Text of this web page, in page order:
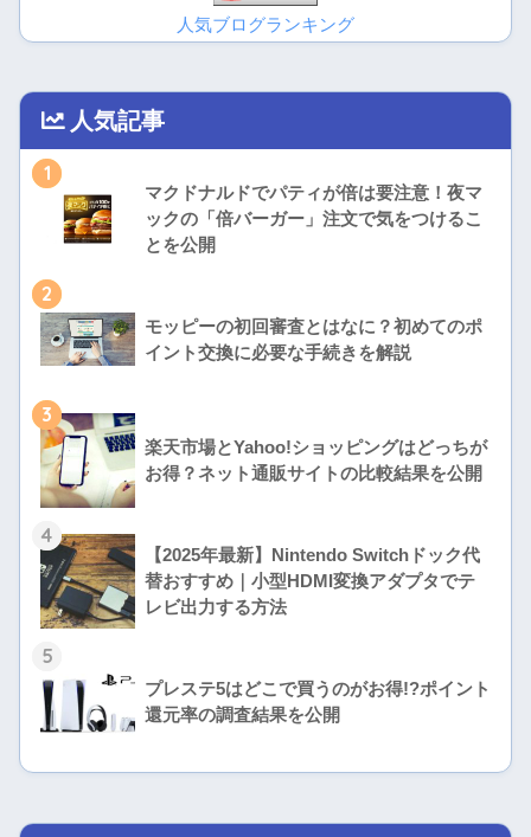
人気ブログランキング
人気記事
1
マクドナルドでパティが倍は要注意！夜マ
ックの「倍バーガー」注文で気をつけるこ
とを公開
2
モッピーの初回審査とはなに？初めてのポ
イント交換に必要な手続きを解説
3
楽天市場とYahoo!ショッピングはどっちが
お得？ネット通販サイトの比較結果を公開
4
【2025年最新】Nintendo Switchドック代
替おすすめ｜小型HDMI変換アダプタでテ
レビ出力する方法
5
プレステ5はどこで買うのがお得!?ポイント
還元率の調査結果を公開